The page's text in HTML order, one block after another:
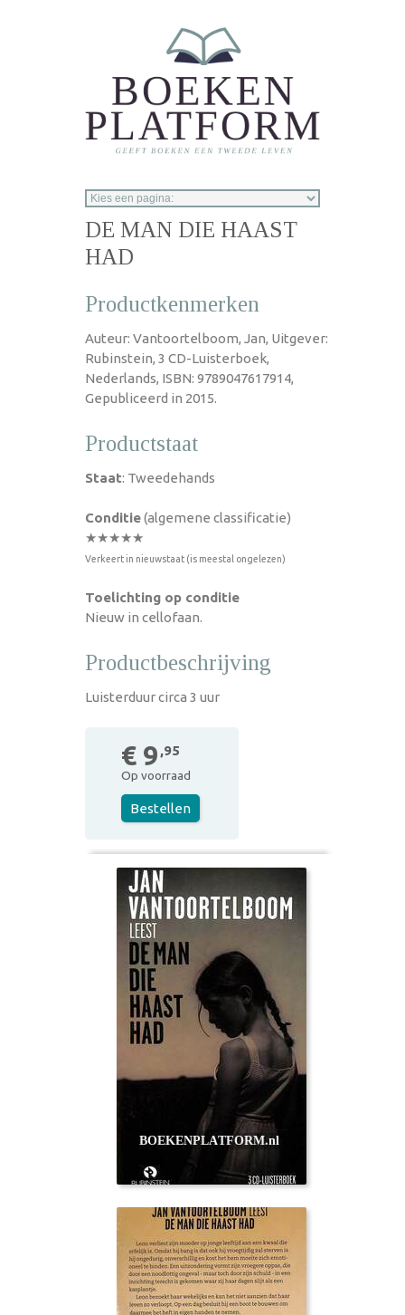
DE MAN DIE HAAST
HAD
Productkenmerken
Auteur: Vantoortelboom, Jan, Uitgever:
Rubinstein, 3 CD-Luisterboek,
Nederlands, ISBN: 9789047617914,
Gepubliceerd in 2015.
Productstaat
Staat: Tweedehands
Conditie(algemene classificatie)
★★★★★
Verkeert in nieuwstaat (is meestal ongelezen)
Toelichting op conditie
Nieuw in cellofaan.
Productbeschrijving
Luisterduur circa 3 uur
€ 9 ,95
Op voorraad
Bestellen